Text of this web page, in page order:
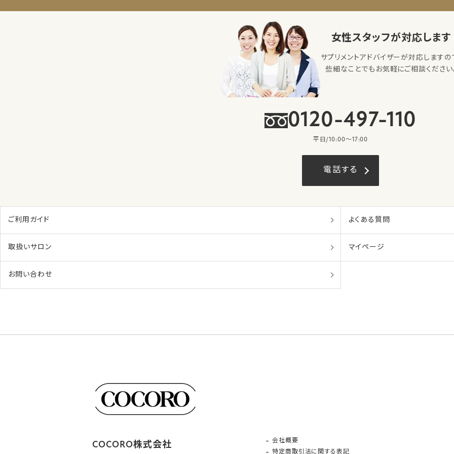
女性スタッフが対応します
サプリメントアドバイザーが対応しますの
些細なことでもお気軽にご相談ください
0120-497-110
平日/10:00〜17:00
電話する
ご利用ガイド よくある質問
取扱いサロン マイページ
お問い合わせ
COCORO株式会社
会社概要
特定商取引法に関する表記